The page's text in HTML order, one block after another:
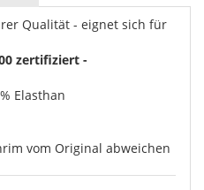
Qualität - eignet sich für
zertifiziert -
Elasthan
vom Original abweichen